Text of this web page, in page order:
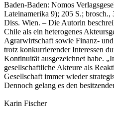
Baden-Baden: Nomos
Lateinamerika 9); 205 S.; brosch.,
Diss. Wien. – Die Autorin
Chile als ein heterogenes
Agrarwirtschaft sowie Finanz-
trotz konkurrierender Interessen
Kontinuität ausgezeichnet habe.
gesellschaftliche Akteure als
Gesellschaft immer wieder
Dennoch gelang es den
Karin Fischer